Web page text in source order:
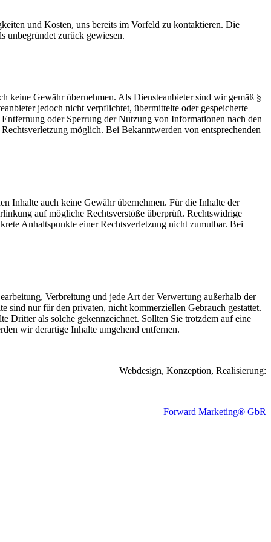
und Kosten, uns bereits im Vorfeld zu kontaktieren. Die
unbegründet zurück gewiesen.
Gewähr übernehmen. Als Diensteanbieter sind wir gemäß §
jedoch nicht verpflichtet, übermittelte oder gespeicherte
oder Sperrung der Nutzung von Informationen nach den
möglich. Bei Bekanntwerden von entsprechenden
Inhalte auch keine Gewähr übernehmen. Für die Inhalte der
auf mögliche Rechtsverstöße überprüft. Rechtswidrige
Anhaltspunkte einer Rechtsverletzung nicht zumutbar. Bei
Verbreitung und jede Art der Verwertung außerhalb der
sind nur für den privaten, nicht kommerziellen Gebrauch gestattet.
Dritter als solche gekennzeichnet. Sollten Sie trotzdem auf eine
wir derartige Inhalte umgehend entfernen.
Webdesign, Konzeption, Realisierung:
Forward Marketing® GbR